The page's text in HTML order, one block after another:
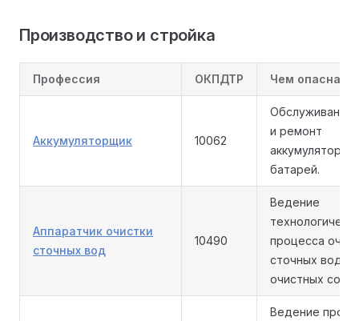
Производство и стройка
Профессия ОКПДТР Чем опасна
Аккумуляторщик 10062
Обслуживание,
и ремонт
батарей.
Аппаратчик очистки
сточных вод
10490
Ведение
процесса
сточных вод на
очистных
Ведение